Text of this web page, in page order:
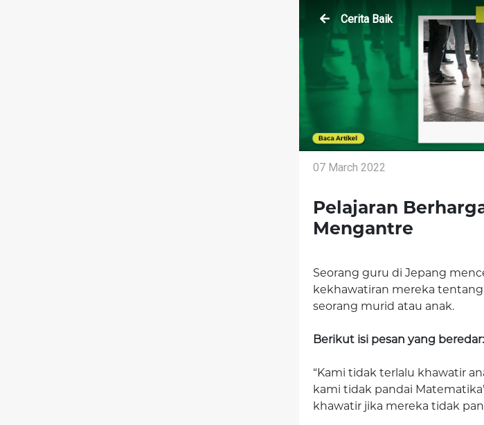
Cerita Baik
07 March 2022
Pelajaran
Mengantre
Seorang guru di Jepang
kekhawatiran mereka
seorang murid atau anak.
Berikut isi pesan yang beredar:
“Kami tidak terlalu khawatir
kami tidak pandai
khawatir jika mereka tidak